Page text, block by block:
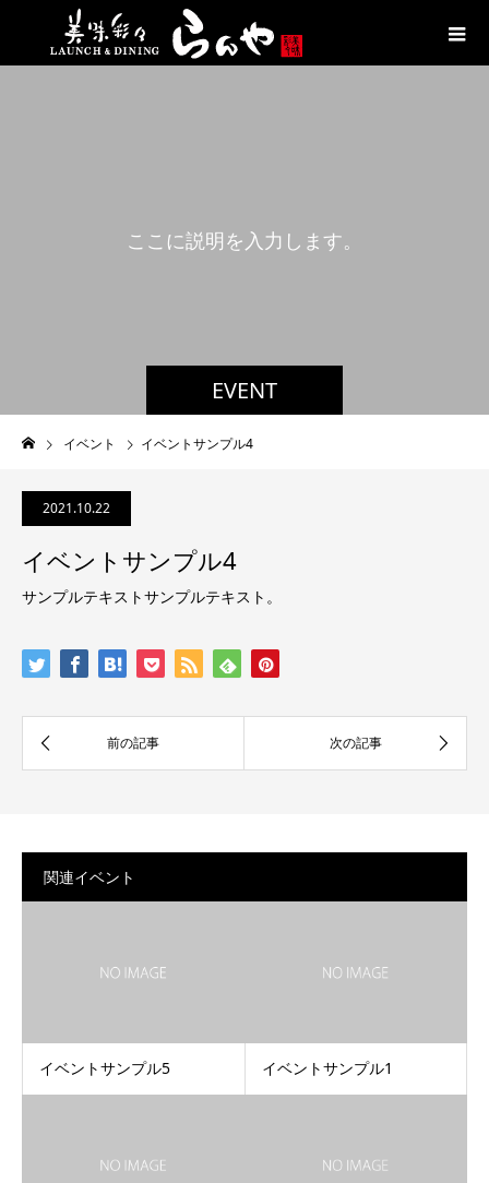
EVENT
こ こ に説明を 入 力 し ます。
イベント イベントサンプル4
2021.10.22
イベントサンプル4
サンプルテキストサンプルテキスト。
関連イベント
イベントサンプル5 イベントサンプル1